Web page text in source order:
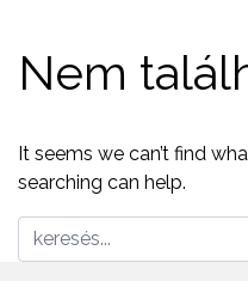
Nem
It seems we can’t find
searching can help.